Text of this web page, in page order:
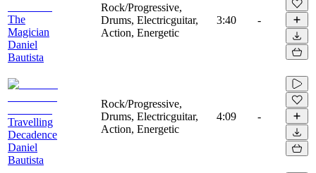
The
Magician
Daniel
Bautista
Rock/Progressive,
Drums, Electricguitar,
Action, Energetic
3:40 -
Travelling
Decadence
Daniel
Bautista
Rock/Progressive,
Drums, Electricguitar,
Action, Energetic
4:09 -